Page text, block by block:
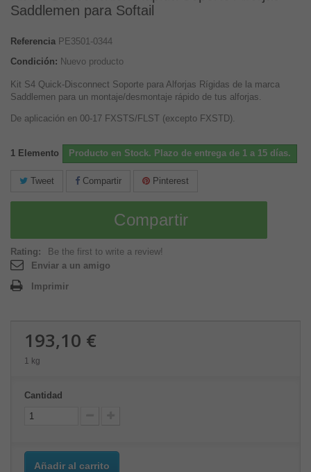
Saddlemen para Softail
Referencia PE3501-0344
Condición: Nuevo producto
Kit S4 Quick-Disconnect Soporte para Alforjas Rígidas de la marca
Saddlemen para un montaje/desmontaje rápido de tus alforjas.
De aplicación en 00-17 FXSTS/FLST (excepto FXSTD).
1 Elemento Producto en Stock. Plazo de entrega de 1 a 15 días.
Tweet Compartir Pinterest
Compartir
Rating:
Be the first to write a review!
Enviar a un amigo
Imprimir
193,10 €
1 kg
Cantidad
Añadir al carrito